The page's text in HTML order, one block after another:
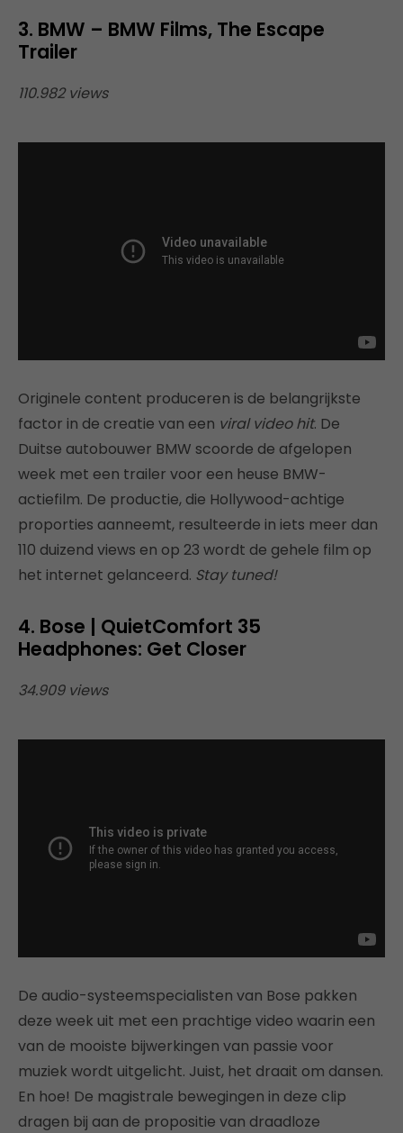
3. BMW – BMW Films, The Escape
Trailer
110.982 views
Originele content produceren is de belangrijkste
factor in de creatie van een viral video hit. De
Duitse autobouwer BMW scoorde de afgelopen
week met een trailer voor een heuse BMW-
actiefilm. De productie, die Hollywood-achtige
proporties aanneemt, resulteerde in iets meer dan
110 duizend views en op 23 wordt de gehele film op
het internet gelanceerd. Stay tuned!
4. Bose | QuietComfort 35
Headphones: Get Closer
34.909 views
De audio-systeemspecialisten van Bose pakken
deze week uit met een prachtige video waarin een
van de mooiste bijwerkingen van passie voor
muziek wordt uitgelicht. Juist, het draait om dansen.
En hoe! De magistrale bewegingen in deze clip
dragen bij aan de propositie van draadloze